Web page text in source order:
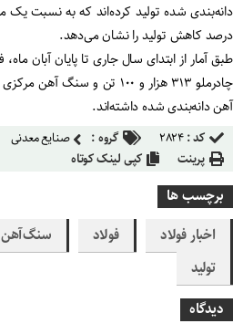
درصد کاهش تولید را نشان می‌دهد.
آهن دانه‌بندی شده داشته‌اند.
کد :۲۸۲۴ گروه : صنایع معدنی
پرینت
کپی لینک کوتاه
برچسب ها
اخبار فولاد
فولاد سنگ‌آهن
تولید
دیدگاه